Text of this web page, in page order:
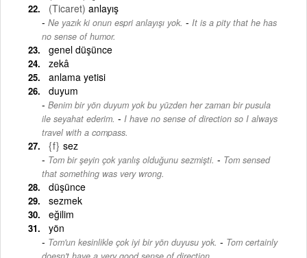
(Ticaret) anlayış
Ne yazık ki onun espri anlayışı yok. - It is a pity that he has
no sense of humor.
genel düşünce
zekâ
anlama yetisi
duyum
Benim bir yön duyum yok bu yüzden her zaman bir pusula
ile seyahat ederim. - I have no sense of direction so I always
travel with a compass.
{f} sez
Tom bir şeyin çok yanlış olduğunu sezmişti. - Tom sensed
that something was very wrong.
düşünce
sezmek
eğilim
yön
Tom'un kesinlikle çok iyi bir yön duyusu yok. - Tom certainly